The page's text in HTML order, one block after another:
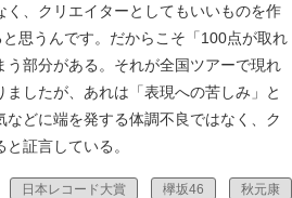
、クリエイターとしてもいいものを作
思うんです。だからこそ「100点が取れ
部分がある。それが全国ツアーで現れ
したが、あれは「表現への苦しみ」と
どに端を発する体調不良ではなく、ク
証言している。
日本レコード大賞 欅坂46 秋元康